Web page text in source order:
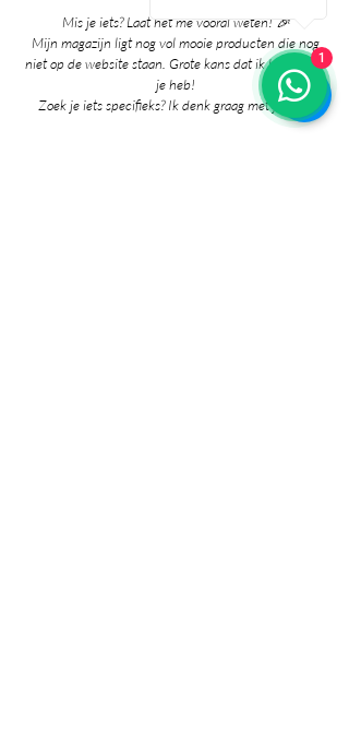
Mis je iets? Laat het me vooral weten! 🎉
Mijn magazijn ligt nog vol mooie producten die nog
niet op de website staan. Grote kans dat ik het al voor
je heb!
Zoek je iets specifieks? Ik denk graag met je mee!
1